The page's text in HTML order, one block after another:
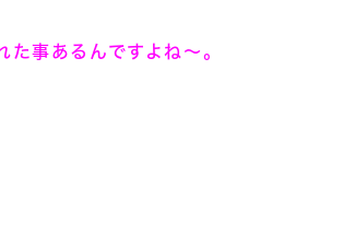
た事あるんですよね～。